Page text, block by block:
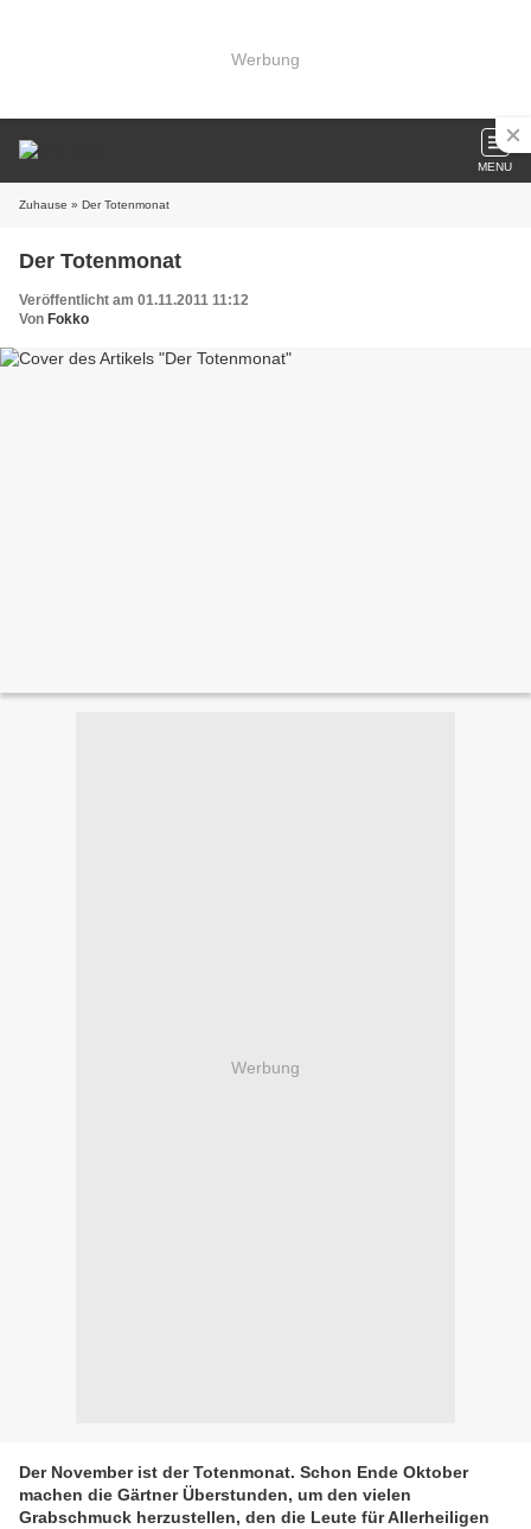
Werbung
MENU
Zuhause » Der Totenmonat
Der Totenmonat
Veröffentlicht am 01.11.2011 11:12
Von Fokko
Werbung
Der November ist der Totenmonat. Schon Ende Oktober
machen die Gärtner Überstunden, um den vielen
Grabschmuck herzustellen, den die Leute für Allerheiligen